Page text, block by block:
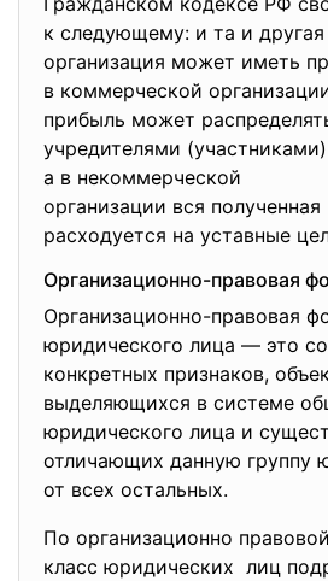
к следующему: и та и другая
организация может иметь
в коммерческой
прибыль может
учредителями
а в некоммерческой
организации вся
расходуется на уставные
Организационно-правовая
Организационно-правовая
юридического лица — это
конкретных признаков,
выделяющихся в системе
юридического лица и
отличающих данную группу
от всех остальных.
По организационно
класс юридических лиц